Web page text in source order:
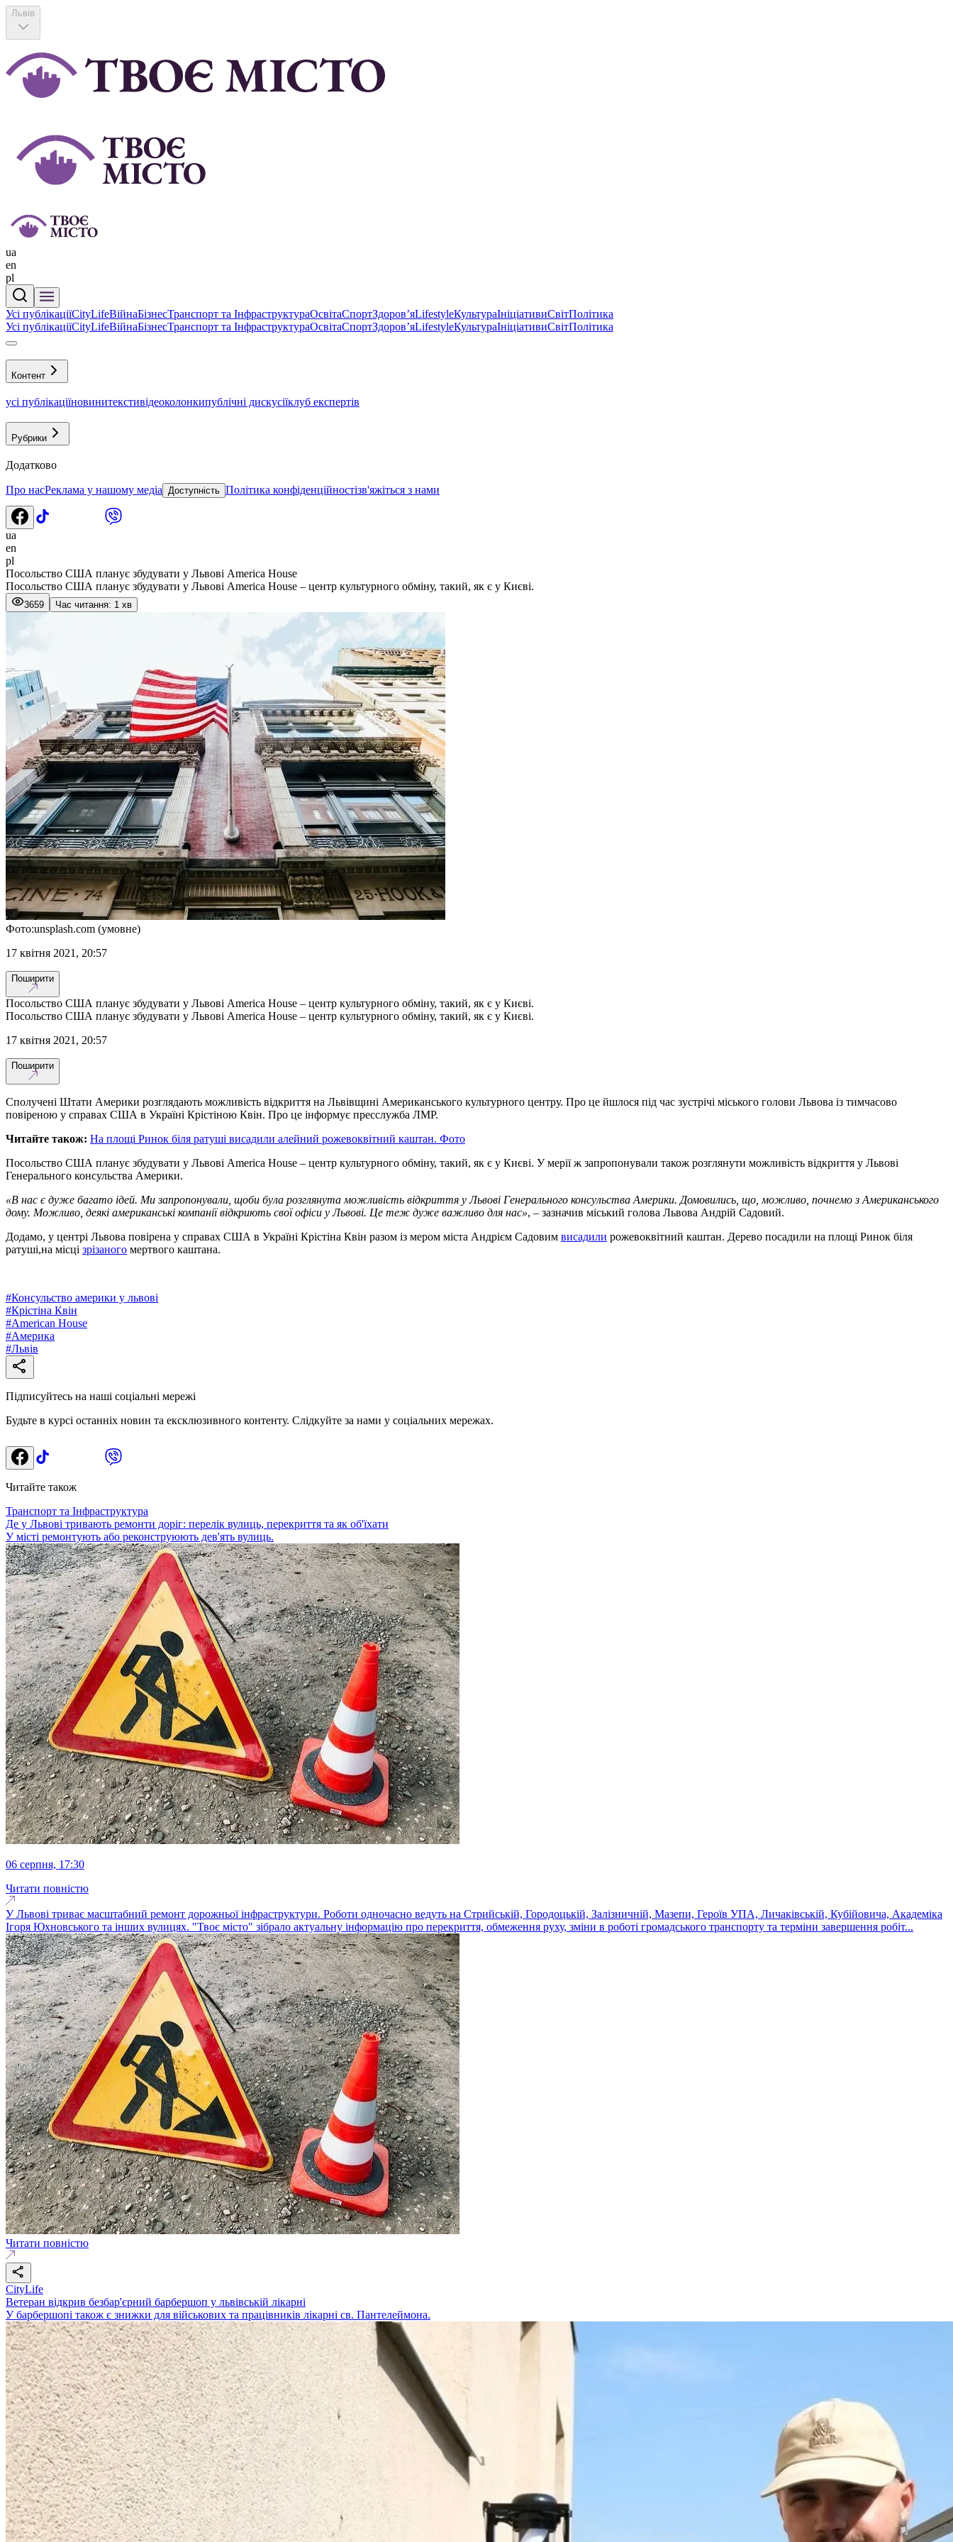
Львів
ua
en
pl
Усі публікаціїCityLifeВійнаБізнесТранспорт та ІнфраструктураОсвітаСпортЗдоровʼяLifestyleКультураІніціативиСвітПолітика
Усі публікаціїCityLifeВійнаБізнесТранспорт та ІнфраструктураОсвітаСпортЗдоровʼяLifestyleКультураІніціативиСвітПолітика
Контент
усі публікаціїновинитекстивідеоколонкипублічні дискусіїклуб експертів
Рубрики
Додатково
Про насРеклама у нашому медіа Доступність Політика конфіденційностізв'яжіться з нами
ua
en
pl
Посольство США планує збудувати у Львові Аmerica Нouse
Посольство США планує збудувати у Львові America House – центр культурного обміну, такий, як є у Києві.
3659 Час читання: 1 хв
Фото:unsplash.com (умовне)
17 квітня 2021, 20:57
Поширити
Посольство США планує збудувати у Львові America House – центр культурного обміну, такий, як є у Києві.
Посольство США планує збудувати у Львові America House – центр культурного обміну, такий, як є у Києві.
17 квітня 2021, 20:57
Поширити
Сполучені Штати Америки розглядають можливість відкриття на Львівщині Американського культурного центру. Про це йшлося під час зустрічі міського голови Львова із тимчасово
повіреною у справах США в Україні Крістіною Квін. Про це інформує пресслужба ЛМР.
Читайте також: На площі Ринок біля ратуші висадили алейний рожевоквітний каштан. Фото
Посольство США планує збудувати у Львові America House – центр культурного обміну, такий, як є у Києві. У мерії ж запропонували також розглянути можливість відкриття у Львові
Генерального консульства Америки.
«В нас є дуже багато ідей. Ми запропонували, щоби була розглянута можливість відкриття у Львові Генерального консульства Америки. Домовились, що, можливо, почнемо з Американського
дому. Можливо, деякі американські компанії відкриють свої офіси у Львові. Це теж дуже важливо для нас», – зазначив міський голова Львова Андрій Садовий.
Додамо, у центрі Львова повірена у справах США в Україні Крістіна Квін разом із мером міста Андрієм Садовим висадили рожевоквітний каштан. Дерево посадили на площі Ринок біля
ратуші,на місці зрізаного мертвого каштана.
#Консульство америки у львові
#Крістіна Квін
#American House
#Америка
#Львів
Підписуйтесь на наші соціальні мережі
Будьте в курсі останніх новин та ексклюзивного контенту. Слідкуйте за нами у соціальних мережах.
Читайте також
Транспорт та Інфраструктура
Де у Львові тривають ремонти доріг: перелік вулиць, перекриття та як об'їхати
У місті ремонтують або реконструюють дев'ять вулиць.
06 серпня, 17:30
Читати повністю
У Львові триває масштабний ремонт дорожньої інфраструктури. Роботи одночасно ведуть на Стрийській, Городоцькій, Залізничній, Мазепи, Героїв УПА, Личаківській, Кубійовича, Академіка
Ігоря Юхновського та інших вулицях. "Твоє місто" зібрало актуальну інформацію про перекриття, обмеження руху, зміни в роботі громадського транспорту та терміни завершення робіт...
Читати повністю
CityLife
Ветеран відкрив безбар'єрний барбершоп у львівській лікарні
У барбершопі також є знижки для військових та працівників лікарні св. Пантелеймона.